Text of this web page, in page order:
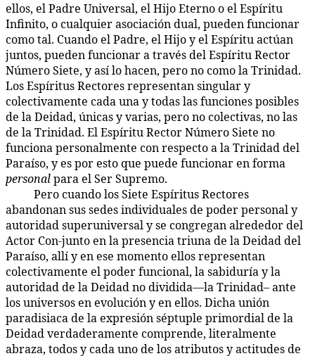
ellos, el Padre Universal, el Hijo Eterno o el Espíritu
Infinito, o cualquier asociación dual, pueden funcionar
como tal. Cuando el Padre, el Hijo y el Espíritu actúan
juntos, pueden funcionar a través del Espíritu Rector
Número Siete, y así lo hacen, pero no como la Trinidad.
Los Espíritus Rectores representan singular y
colectivamente cada una y todas las funciones posibles
de la Deidad, únicas y varias, pero no colectivas, no las
de la Trinidad. El Espíritu Rector Número Siete no
funciona personalmente con respecto a la Trinidad del
Paraíso, y es por esto que puede funcionar en forma
personalpara el Ser Supremo.
Pero cuando los Siete Espíritus Rectores
abandonan sus sedes individuales de poder personal y
autoridad superuniversal y se congregan alrededor del
Actor Con-junto en la presencia triuna de la Deidad del
Paraíso, allí y en ese momento ellos representan
colectivamente el poder funcional, la sabiduría y la
autoridad de la Deidad no dividida—la Trinidad– ante
los universos en evolución y en ellos. Dicha unión
paradisiaca de la expresión séptuple primordial de la
Deidad verdaderamente comprende, literalmente
abraza, todos y cada uno de los atributos y actitudes de